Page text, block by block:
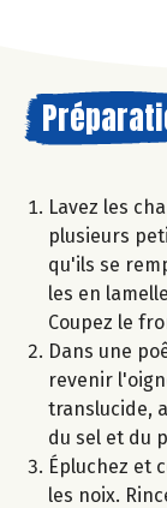
Lavez les
plusieurs
qu'ils se
les en
Coupez le
Dans une
revenir
translucide,
du sel et du
Épluchez et
les noix.